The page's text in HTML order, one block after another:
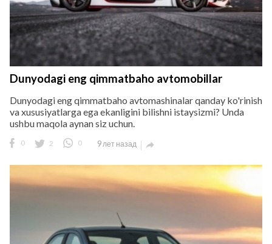
Dunyodagi eng qimmatbaho avtomobillar
Dunyodagi eng qimmatbaho avtomashinalar qanday ko'rinish
va xususiyatlarga ega ekanligini bilishni istaysizmi? Unda
ushbu maqola aynan siz uchun.
0 2 0 9 лет назад 